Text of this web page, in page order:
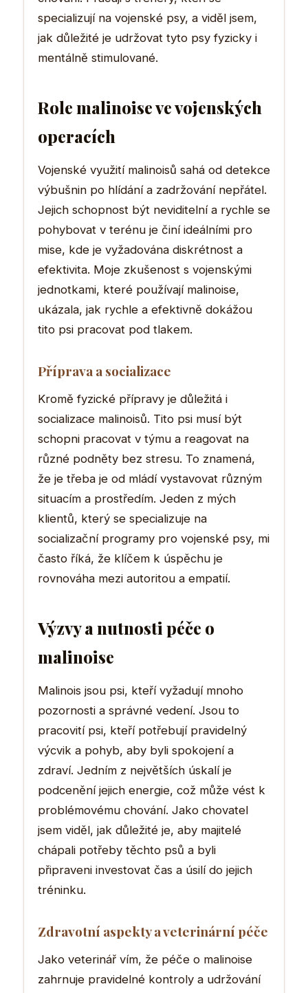
specializují na vojenské psy, a viděl jsem,
jak důležité je udržovat tyto psy fyzicky i
mentálně stimulované.
Role malinoise ve vojenských
operacích
Vojenské využití malinoisů sahá od detekce
výbušnin po hlídání a zadržování nepřátel.
Jejich schopnost být neviditelní a rychle se
pohybovat v terénu je činí ideálními pro
mise, kde je vyžadována diskrétnost a
efektivita. Moje zkušenost s vojenskými
jednotkami, které používají malinoise,
ukázala, jak rychle a efektivně dokážou
tito psi pracovat pod tlakem.
Příprava a socializace
Kromě fyzické přípravy je důležitá i
socializace malinoisů. Tito psi musí být
schopni pracovat v týmu a reagovat na
různé podněty bez stresu. To znamená,
že je třeba je od mládí vystavovat různým
situacím a prostředím. Jeden z mých
klientů, který se specializuje na
socializační programy pro vojenské psy, mi
často říká, že klíčem k úspěchu je
rovnováha mezi autoritou a empatií.
Výzvy a nutnosti péče o
malinoise
Malinois jsou psi, kteří vyžadují mnoho
pozornosti a správné vedení. Jsou to
pracovití psi, kteří potřebují pravidelný
výcvik a pohyb, aby byli spokojení a
zdraví. Jedním z největších úskalí je
podcenění jejich energie, což může vést k
problémovému chování. Jako chovatel
jsem viděl, jak důležité je, aby majitelé
chápali potřeby těchto psů a byli
připraveni investovat čas a úsilí do jejich
tréninku.
Zdravotní aspekty a veterinární péče
Jako veterinář vím, že péče o malinoise
zahrnuje pravidelné kontroly a udržování